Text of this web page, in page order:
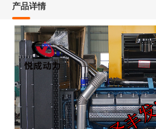
产品详情